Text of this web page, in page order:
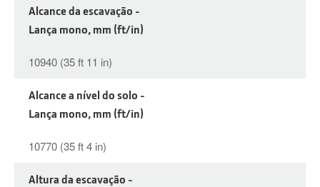
Alcance da escavação -
Lança mono, mm (ft/in)
10940 (35 ft 11 in)
Alcance a nível do solo -
Lança mono, mm (ft/in)
10770 (35 ft 4 in)
Altura da escavação -